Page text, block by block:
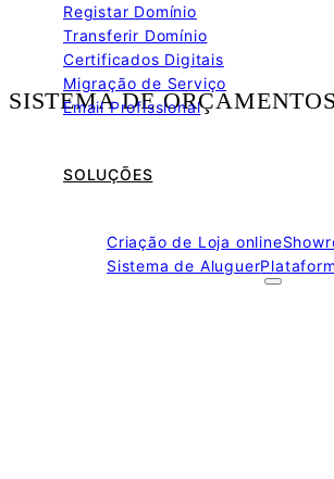
Registar Domínio
Transferir Domínio
Certificados Digitais
Migração de Serviço
Email Profissional
SOLUÇÕES
Criação de Loja online
Sistema de Aluguer
SISTEMA DE
Indicado para as áreas de: